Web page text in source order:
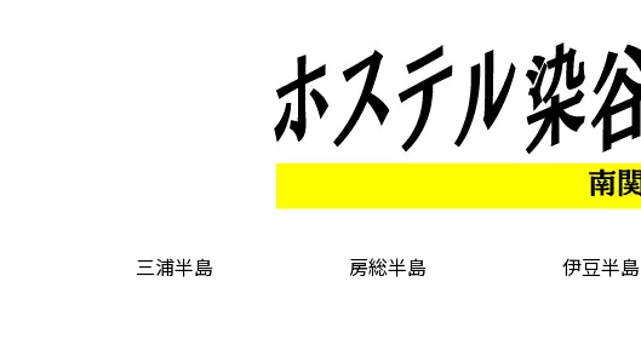
三浦半島 房総半島 伊豆半島